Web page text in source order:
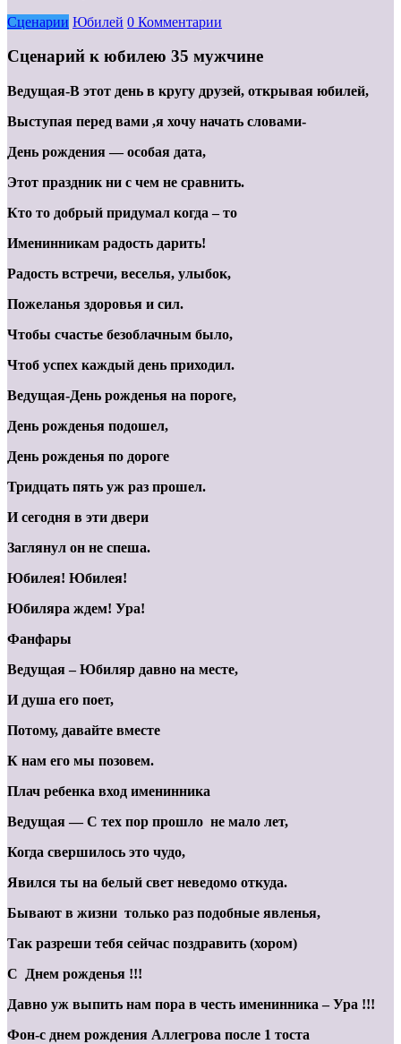
Сценарии Юбилей 0 Комментарии
Сценарий к юбилею 35 мужчине
Ведущая-В этот день в кругу друзей, открывая юбилей,
Выступая перед вами ,я хочу начать словами-
День рождения — особая дата,
Этот праздник ни с чем не сравнить.
Кто то добрый придумал когда – то
Именинникам радость дарить!
Радость встречи, веселья, улыбок,
Пожеланья здоровья и сил.
Чтобы счастье безоблачным было,
Чтоб успех каждый день приходил.
Ведущая-День рожденья на пороге,
День рожденья подошел,
День рожденья по дороге
Тридцать пять уж раз прошел.
И сегодня в эти двери
Заглянул он не спеша.
Юбилея! Юбилея!
Юбиляра ждем! Ура!
Фанфары
Ведущая – Юбиляр давно на месте,
И душа его поет,
Потому, давайте вместе
К нам его мы позовем.
Плач ребенка вход именинника
Ведущая — С тех пор прошло не мало лет,
Когда свершилось это чудо,
Явился ты на белый свет неведомо откуда.
Бывают в жизни только раз подобные явленья,
Так разреши тебя сейчас поздравить (хором)
С Днем рожденья !!!
Давно уж выпить нам пора в честь именинника – Ура !!!
Фон-с днем рождения Аллегрова после 1 тоста